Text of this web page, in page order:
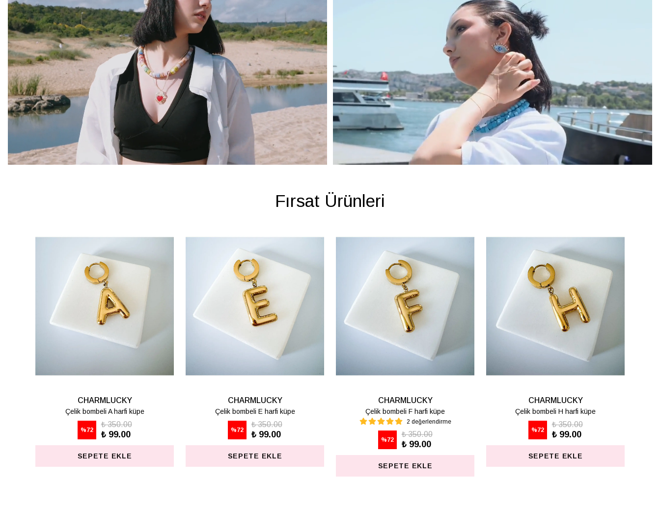
Fırsat Ürünleri
CHARMLUCKY
Çelik bombeli K harfi küpe
%72
₺ 350.00
₺ 99.00
SEPETE EKLE
CHARMLUCKY
Çelik bombeli M harfi lüpe
1 değerlendirme
%72
₺ 350.00
₺ 99.00
SEPETE EKLE
CHARMLUCKY
Çelik bombeli S harfi küpe
%72
₺ 350.00
₺ 99.00
SEPETE EKLE
CHARMLUCKY
Çelik bombeli T harfi küpe
%72
₺ 350.00
₺ 99.00
SEPETE EKLE